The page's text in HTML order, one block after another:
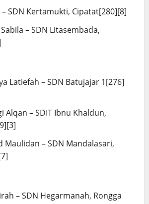
– SDN Kertamukti, Cipatat[280][8]
– SDN Litasembada,
Latiefah – SDN Batujajar 1[276]
Alqan – SDIT Ibnu Khaldun,
Maulidan – SDN Mandalasari,
– SDN Hegarmanah, Rongga